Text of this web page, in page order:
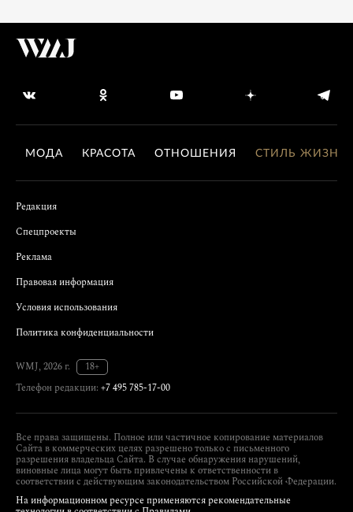
МОДА КРАСОТА ОТНОШЕНИЯ СТИЛЬ ЖИЗНИ
Редакция
Спецпроекты
Реклама
Правовая информация
Условия использования
Политика конфиденциальности
WMJ, 2026 г.
18+
Телефон редакции: +7 495 785-17-00
Все права защищены. Полное или частичное копирование материалов
Сайта в коммерческих целях разрешено только с письменного
разрешения владельца Сайта. В случае обнаружения нарушений,
виновные лица могут быть привлечены к ответственности в
соответствии с действующим законодательством Российской Федерации.
На информационном ресурсе применяются рекомендательные